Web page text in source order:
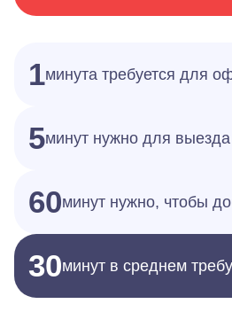
1минута требуется для
5минут нужно для
60минут нужно, чтобы
30минут в среднем